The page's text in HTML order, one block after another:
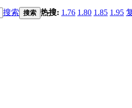
搜索 搜索 热搜: 1.76 1.80 1.85 1.95